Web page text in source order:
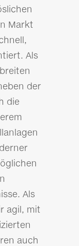
Markt
Als
der
die
Als
agil, mit
auch